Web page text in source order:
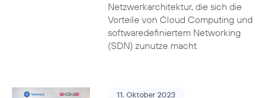
Netzwerkarchitektur, die sich die
Vorteile von Cloud Computing und
softwaredefiniertem Networking
(SDN) zunutze macht.
11. Oktober 2023